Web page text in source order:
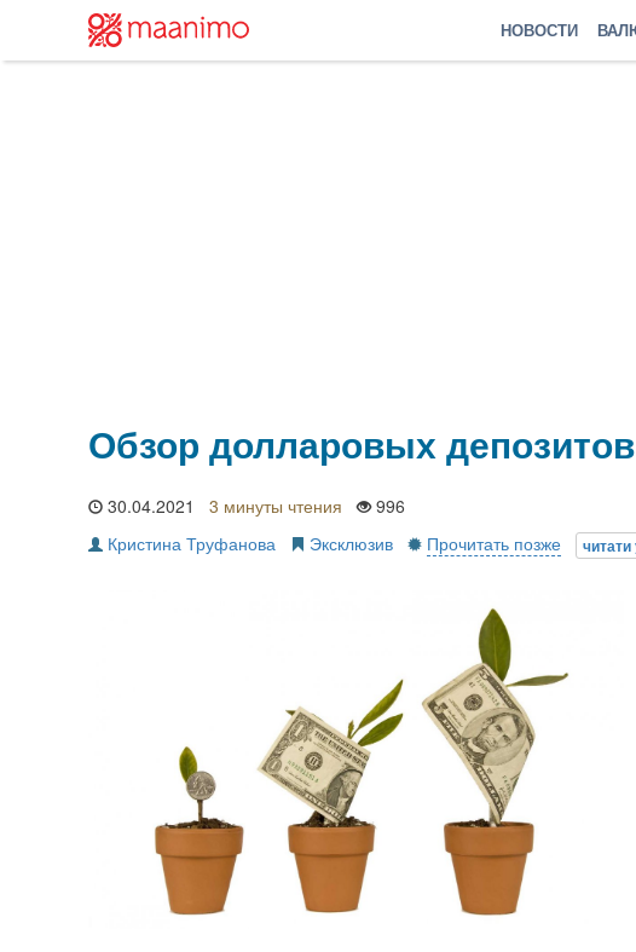
НОВОСТИ
Обзор долларовых
30.04.2021 3 минуты
996
Кристина Труфанова